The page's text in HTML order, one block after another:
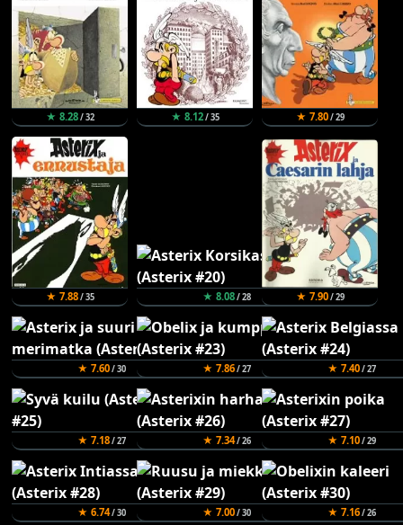
★ 8.28/ 32 ★ 8.12/ 35 ★ 7.80/ 29
★ 7.88/ 35 ★ 8.08/ 28 ★ 7.90/ 29
★ 7.60/ 30 ★ 7.86/ 27 ★ 7.40/ 27
★ 7.18/ 27 ★ 7.34/ 26 ★ 7.10/ 29
★ 6.74/ 30 ★ 7.00/ 30 ★ 7.16/ 26